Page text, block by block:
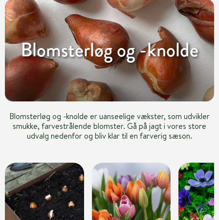
Blomsterløg og -knolde
Blomsterløg og -knolde er uanseelige vækster, som udvikler
smukke, farvestrålende blomster. Gå på jagt i vores store
udvalg nedenfor og bliv klar til en farverig sæson.